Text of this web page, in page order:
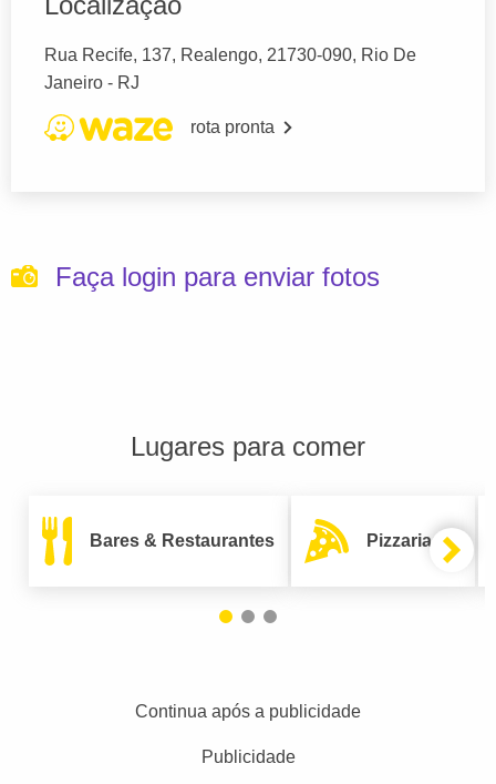
Rua Recife, 137, Realengo, 21730-090, Rio De
Janeiro - RJ
rota pronta
Faça login para enviar fotos
Lugares para comer
Bares & Restaurantes Pizzarias
Continua após a publicidade
Publicidade